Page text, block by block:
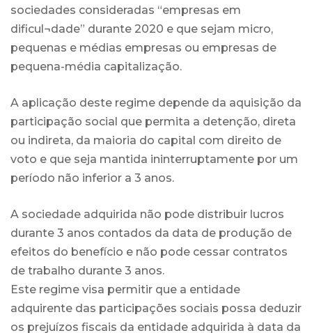
sociedades consideradas “empresas em
dificul¬dade” durante 2020 e que sejam micro,
pequenas e médias empresas ou empresas de
pequena-média capitalização.
A aplicação deste regime depende da aquisição da
participação social que permita a detenção, direta
ou indireta, da maioria do capital com direito de
voto e que seja mantida ininterruptamente por um
período não inferior a 3 anos.
A sociedade adquirida não pode distribuir lucros
durante 3 anos contados da data de produção de
efeitos do benefício e não pode cessar contratos
de trabalho durante 3 anos.
Este regime visa permitir que a entidade
adquirente das participações sociais possa deduzir
os prejuízos fiscais da entidade adquirida à data da